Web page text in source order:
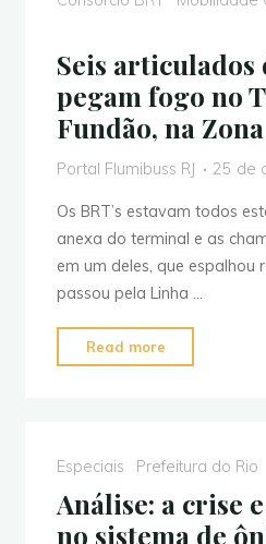
R$
5,90
em
Seis articulados
pegam fogo no
Fundão, na
Portal Flumibuss RJ 25 de
Os BRT’s estavam todos
anexa do terminal e as
em um deles, que espalhou
passou pela Linha …
Read more
articulados
no
Terminal
Especiais Prefeitura do Rio
Análise: a crise
no sistema de